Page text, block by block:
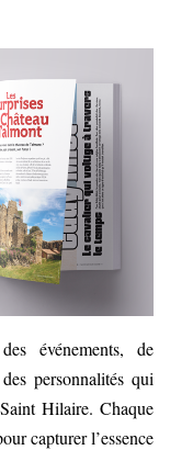
événements, de
personnalités qui
Hilaire. Chaque
capturer l’essence